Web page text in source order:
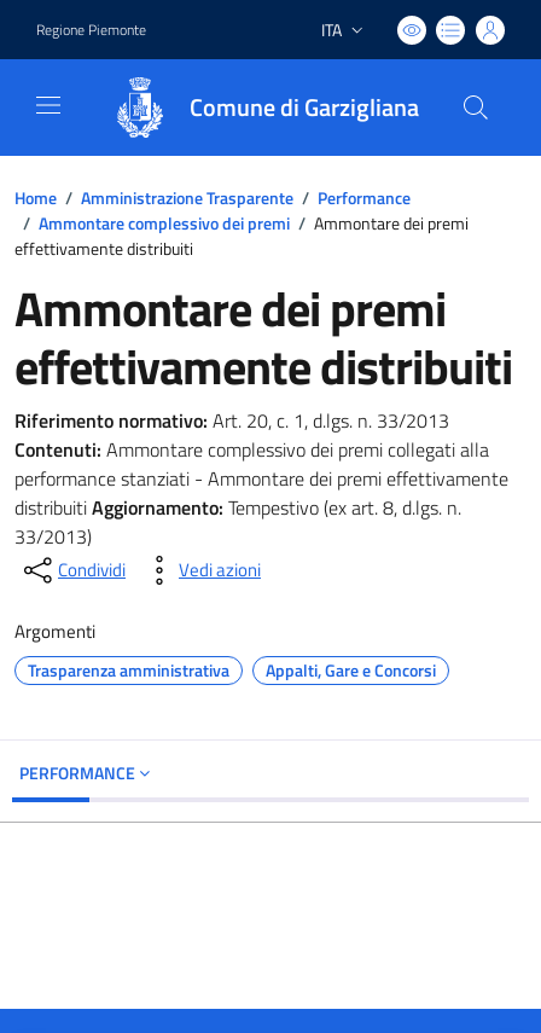
Regione Piemonte Lingua attiva:
ITA
Comune di Garzigliana
Home / Amministrazione Trasparente / Performance
/ Ammontare complessivo dei premi / Ammontare dei premi
effettivamente distribuiti
Ammontare dei premi
effettivamente distribuiti
Riferimento normativo: Art. 20, c. 1, d.lgs. n. 33/2013
Contenuti: Ammontare complessivo dei premi collegati alla
performance stanziati - Ammontare dei premi effettivamente
distribuitiAggiornamento: Tempestivo (ex art. 8, d.lgs. n.
33/2013)
Condividi Vedi azioni
Argomenti
Trasparenza amministrativa Appalti, Gare e Concorsi
PERFORMANCE